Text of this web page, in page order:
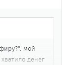
мой
денег